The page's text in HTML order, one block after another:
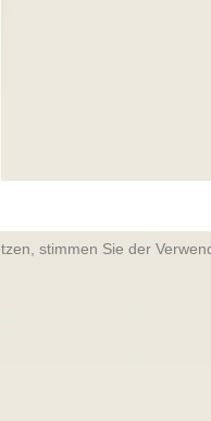
stimmen Sie der